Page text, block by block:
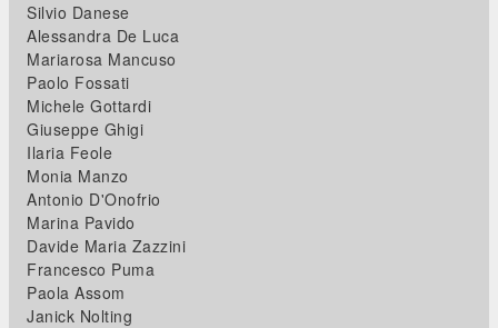
Silvio Danese
Alessandra De Luca
Mariarosa Mancuso
Paolo Fossati
Michele Gottardi
Giuseppe Ghigi
Ilaria Feole
Monia Manzo
Antonio D'Onofrio
Marina Pavido
Davide Maria Zazzini
Francesco Puma
Paola Assom
Janick Nolting